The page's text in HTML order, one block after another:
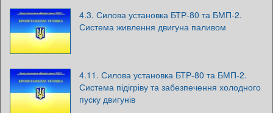
4.3. Силова установка БТР-80 та БМП-2.
Система живлення двигуна паливом
4.11. Силова установка БТР-80 та БМП-2.
Система підігріву та забезпечення холодного
пуску двигунів